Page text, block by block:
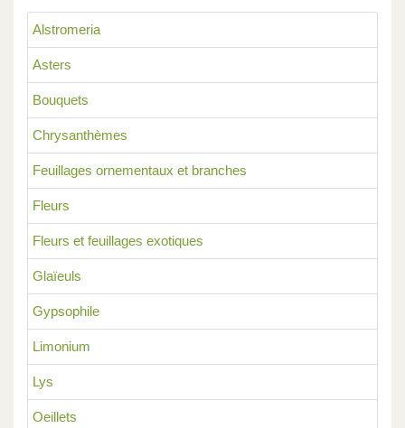
Alstromeria
Asters
Bouquets
Chrysanthèmes
Feuillages ornementaux et branches
Fleurs
Fleurs et feuillages exotiques
Glaïeuls
Gypsophile
Limonium
Lys
Oeillets